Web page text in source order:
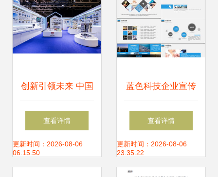
创新引领未来 中国
建筑首批产业化推
广产品亮相第五届
查看详情
更新时间：2026-08-06
06:15:50
蓝色科技企业宣传
品牌推广公司简介
发布模板图片设计
素材 高清下载
查看详情
更新时间：2026-08-06
23:35:22